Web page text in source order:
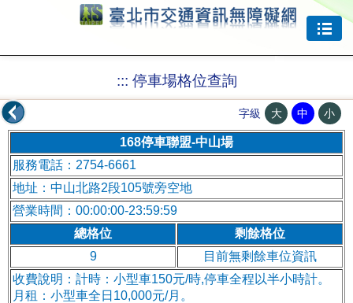
::: 停車場格位查詢
字級 大 中 小
168停車聯盟-中山場
服務電話：2754-6661
地址：中山北路2段105號旁空地
營業時間：00:00:00-23:59:59
總格位
剩餘格位
9
目前無剩餘車位資訊
收費說明：計時：小型車150元/時,停車全程以半小時計。
月租：小型車全日10,000元/月。